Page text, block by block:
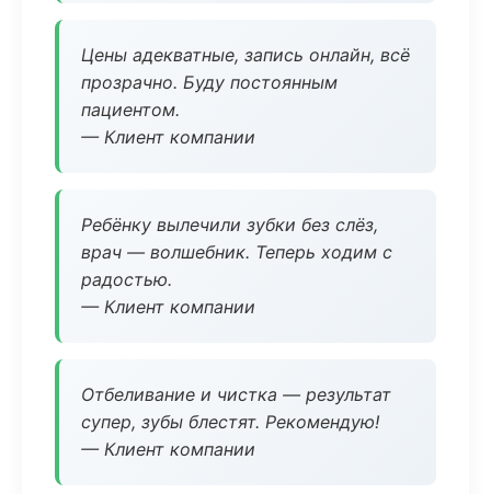
Цены адекватные, запись онлайн, всё
прозрачно. Буду постоянным
пациентом.
— Клиент компании
Ребёнку вылечили зубки без слёз,
врач — волшебник. Теперь ходим с
радостью.
— Клиент компании
Отбеливание и чистка — результат
супер, зубы блестят. Рекомендую!
— Клиент компании